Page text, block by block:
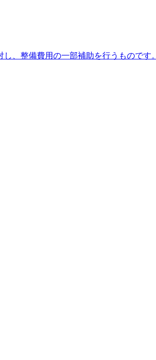
、整備費用の一部補助を行うものです。